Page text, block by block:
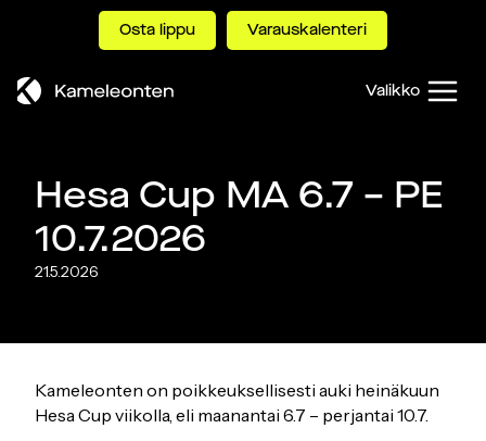
Osta lippu Varauskalenteri
Valikko
Hesa Cup MA 6.7 – PE
10.7.2026
21.5.2026
Kameleonten on poikkeuksellisesti auki heinäkuun
Hesa Cup viikolla, eli maanantai 6.7 – perjantai 10.7.